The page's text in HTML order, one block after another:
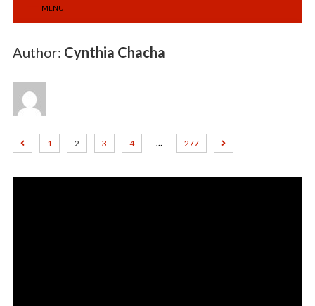
MENU
Author: Cynthia Chacha
1 2 3 4 … 277